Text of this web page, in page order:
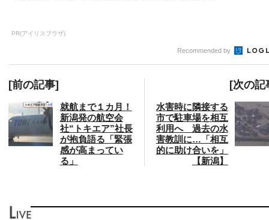
PR(アイリスプラザ)
Recommended by
[前の記事]
就航まで１カ月！
新潟発の航空会
社“トキエア”社長
が抱負語る「緊張
感が高まってい
る」
[次の記
水害時に隣接する
市で駐車場を相互
利用へ 過去の水
害教訓に…「相互
的に助け合いを」
【新潟】